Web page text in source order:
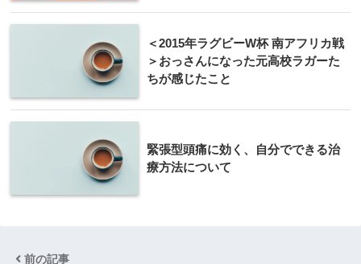
＜2015年ラグビーW杯 南アフリカ戦
＞おっさんになった元高校ラガーた
ちが感じたこと
緊張型頭痛に効く、自分でできる治
療方法について
前の記事